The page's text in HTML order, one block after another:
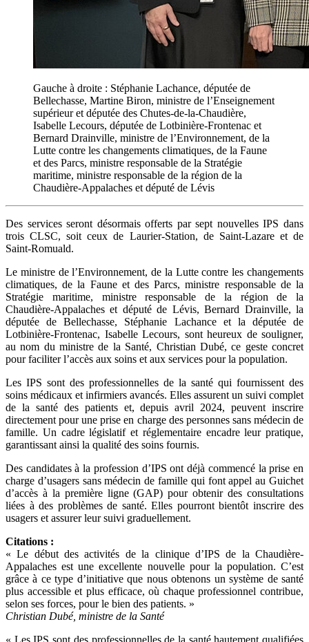
Gauche à droite : Stéphanie Lachance, députée de
Bellechasse, Martine Biron, ministre de l’Enseignement
supérieur et députée des Chutes-de-la-Chaudière,
Isabelle Lecours, députée de Lotbinière-Frontenac et
Bernard Drainville, ministre de l’Environnement, de la
Lutte contre les changements climatiques, de la Faune
et des Parcs, ministre responsable de la Stratégie
maritime, ministre responsable de la région de la
Chaudière-Appalaches et député de Lévis
Des services seront désormais offerts par sept nouvelles IPS dans
trois CLSC, soit ceux de Laurier-Station, de Saint-Lazare et de
Saint-Romuald.
Le ministre de l’Environnement, de la Lutte contre les changements
climatiques, de la Faune et des Parcs, ministre responsable de la
Stratégie maritime, ministre responsable de la région de la
Chaudière-Appalaches et député de Lévis, Bernard Drainville, la
députée de Bellechasse, Stéphanie Lachance et la députée de
Lotbinière-Frontenac, Isabelle Lecours, sont heureux de souligner,
au nom du ministre de la Santé, Christian Dubé, ce geste concret
pour faciliter l’accès aux soins et aux services pour la population.
Les IPS sont des professionnelles de la santé qui fournissent des
soins médicaux et infirmiers avancés. Elles assurent un suivi complet
de la santé des patients et, depuis avril 2024, peuvent inscrire
directement pour une prise en charge des personnes sans médecin de
famille. Un cadre législatif et réglementaire encadre leur pratique,
garantissant ainsi la qualité des soins fournis.
Des candidates à la profession d’IPS ont déjà commencé la prise en
charge d’usagers sans médecin de famille qui font appel au Guichet
d’accès à la première ligne (GAP) pour obtenir des consultations
liées à des problèmes de santé. Elles pourront bientôt inscrire des
usagers et assurer leur suivi graduellement.
Citations :
« Le début des activités de la clinique d’IPS de la Chaudière-
Appalaches est une excellente nouvelle pour la population. C’est
grâce à ce type d’initiative que nous obtenons un système de santé
plus accessible et plus efficace, où chaque professionnel contribue,
selon ses forces, pour le bien des patients. »
Christian Dubé, ministre de la Santé
« Les IPS sont des professionnelles de la santé hautement qualifiées